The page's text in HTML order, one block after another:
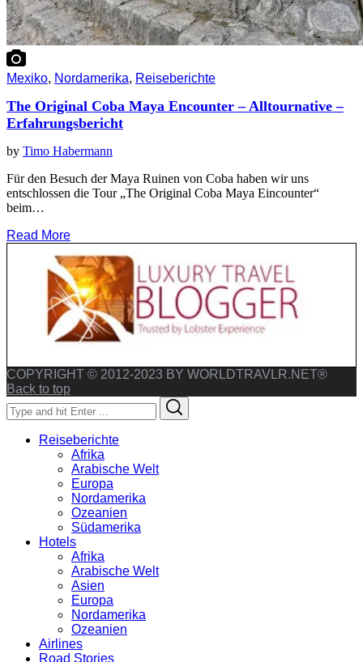
Mexiko, Nordamerika, Reiseberichte
The Original Coba Maya Encounter – Alltournative –
Erfahrungsbericht
by Timo Habermann
Für den Besuch der Maya Ruinen von Coba haben wir uns
entschlossen die Tour „The Original Coba Maya Eincounter“
beim…
Read More
COPYRIGHT © 2012-2023 BY WORLDTRAVLR.NET®
Back to top
Search
for:
Reiseberichte
Afrika
Arabische Welt
Europa
Nordamerika
Ozeanien
Südamerika
Hotels
Afrika
Arabische Welt
Asien
Europa
Nordamerika
Ozeanien
Airlines
Road Stories